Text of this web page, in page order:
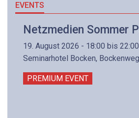
EVENTS
Netzmedien Sommer
19. August 2026 - 18:00 bis 22:00
Seminarhotel Bocken,
PREMIUM EVENT